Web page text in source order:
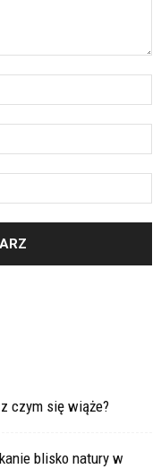
czym się wiąże?
blisko natury w